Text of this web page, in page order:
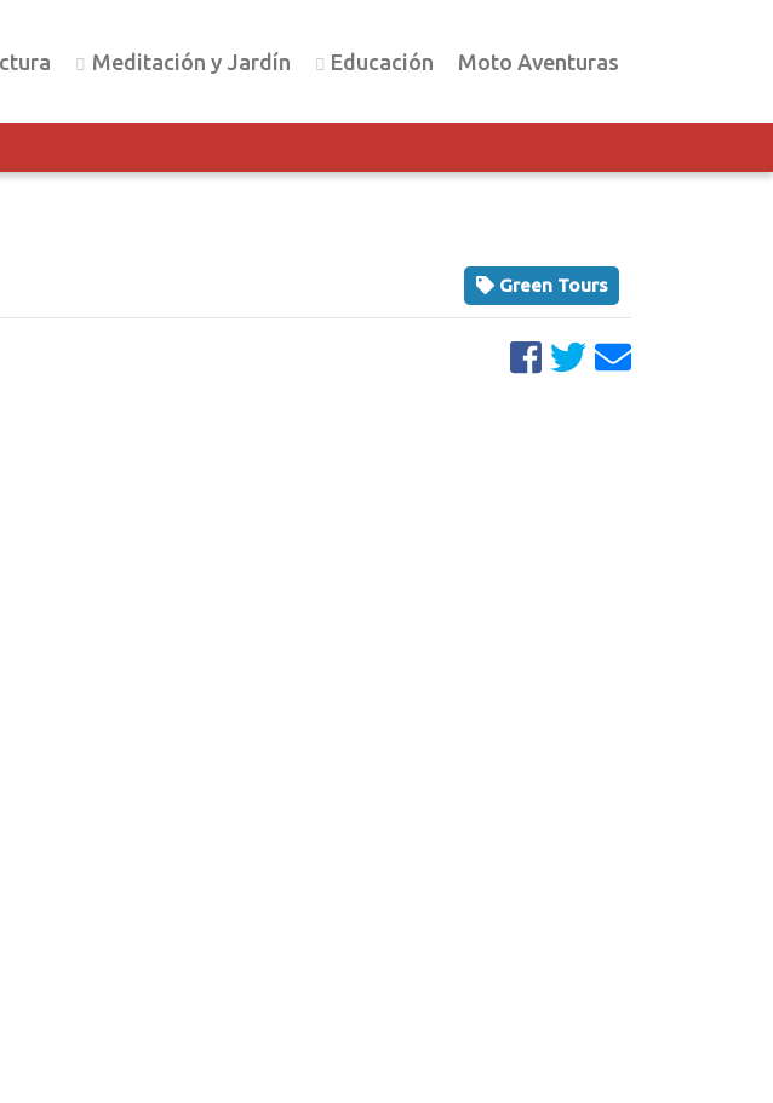
Meditación y Jardín Educación Moto Aventuras
Green Tours